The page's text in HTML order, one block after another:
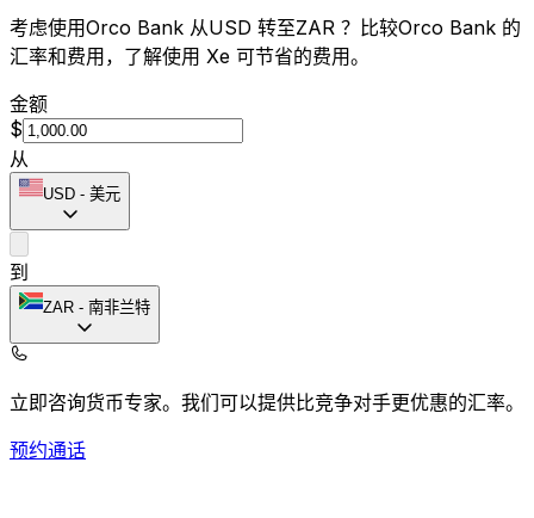
考虑使用Orco Bank 从USD 转至ZAR ？比较Orco Bank 的
汇率和费用，了解使用 Xe 可节省的费用。
金额
$
从
USD - 美元
到
ZAR - 南非兰特
立即咨询货币专家。 我们可以提供比竞争对手更优惠的汇率。
预约通话